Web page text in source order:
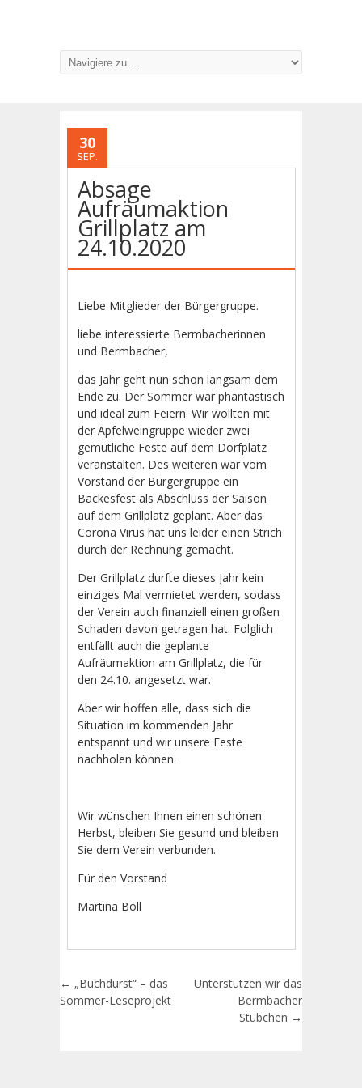
30
SEP.
Absage
Aufräumaktion
Grillplatz am
24.10.2020
Liebe Mitglieder der Bürgergruppe.
liebe interessierte Bermbacherinnen
und Bermbacher,
das Jahr geht nun schon langsam dem
Ende zu. Der Sommer war phantastisch
und ideal zum Feiern. Wir wollten mit
der Apfelweingruppe wieder zwei
gemütliche Feste auf dem Dorfplatz
veranstalten. Des weiteren war vom
Vorstand der Bürgergruppe ein
Backesfest als Abschluss der Saison
auf dem Grillplatz geplant. Aber das
Corona Virus hat uns leider einen Strich
durch der Rechnung gemacht.
Der Grillplatz durfte dieses Jahr kein
einziges Mal vermietet werden, sodass
der Verein auch finanziell einen großen
Schaden davon getragen hat. Folglich
entfällt auch die geplante
Aufräumaktion am Grillplatz, die für
den 24.10. angesetzt war.
Aber wir hoffen alle, dass sich die
Situation im kommenden Jahr
entspannt und wir unsere Feste
nachholen können.
Wir wünschen Ihnen einen schönen
Herbst, bleiben Sie gesund und bleiben
Sie dem Verein verbunden.
Für den Vorstand
Martina Boll
Artikel-Navigation
← „Buchdurst“ – das
Sommer-Leseprojekt
Unterstützen wir das
Bermbacher
Stübchen →